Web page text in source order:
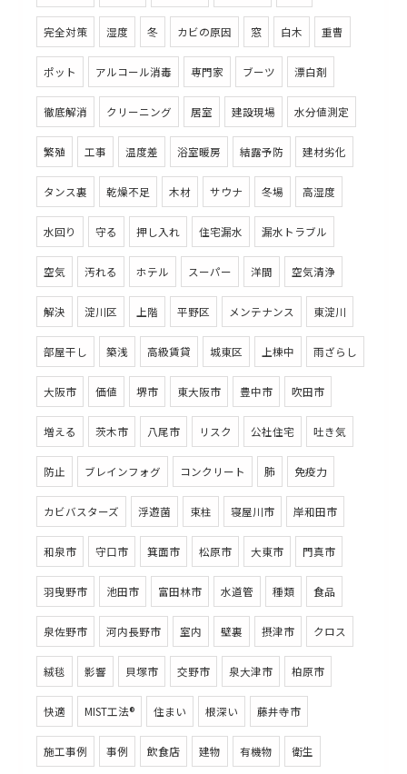
完全対策 湿度 冬 カビの原因 窓 白木 重曹
ポット アルコール消毒 専門家 ブーツ 漂白剤
徹底解消 クリーニング 居室 建設現場 水分値測定
繁殖 工事 温度差 浴室暖房 結露予防 建材劣化
タンス裏 乾燥不足 木材 サウナ 冬場 高湿度
水回り 守る 押し入れ 住宅漏水 漏水トラブル
空気 汚れる ホテル スーパー 洋間 空気清浄
解決 淀川区 上階 平野区 メンテナンス 東淀川
部屋干し 築浅 高級賃貸 城東区 上棟中 雨ざらし
大阪市 価値 堺市 東大阪市 豊中市 吹田市
増える 茨木市 八尾市 リスク 公社住宅 吐き気
防止 ブレインフォグ コンクリート 肺 免疫力
カビバスターズ 浮遊菌 束柱 寝屋川市 岸和田市
和泉市 守口市 箕面市 松原市 大東市 門真市
羽曳野市 池田市 富田林市 水道管 種類 食品
泉佐野市 河内長野市 室内 壁裏 摂津市 クロス
絨毯 影響 貝塚市 交野市 泉大津市 柏原市
快適 MIST工法® 住まい 根深い 藤井寺市
施工事例 事例 飲食店 建物 有機物 衛生